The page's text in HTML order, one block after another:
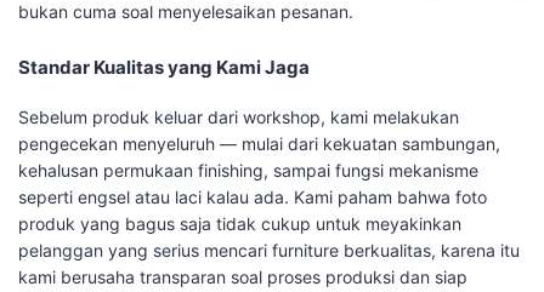
bukan cuma soal menyelesaikan pesanan.
Standar Kualitas yang Kami Jaga
Sebelum produk keluar dari workshop, kami melakukan
pengecekan menyeluruh — mulai dari kekuatan sambungan,
kehalusan permukaan finishing, sampai fungsi mekanisme
seperti engsel atau laci kalau ada. Kami paham bahwa foto
produk yang bagus saja tidak cukup untuk meyakinkan
pelanggan yang serius mencari furniture berkualitas, karena itu
kami berusaha transparan soal proses produksi dan siap